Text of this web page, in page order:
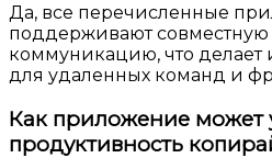
Да, все перечисленные
поддерживают совместную
коммуникацию, что
для удаленных команд и
Как приложение может
продуктивность